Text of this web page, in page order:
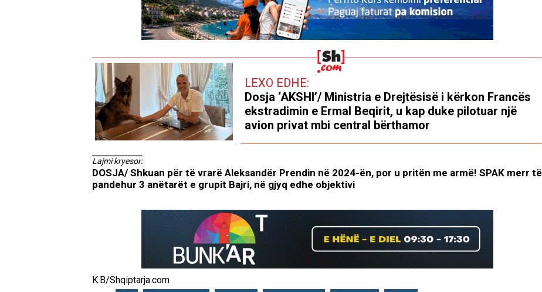
LEXO EDHE:
Dosja ‘AKSHI’/ Ministria e Drejtësisë i kërkon Francës
ekstradimin e Ermal Beqirit, u kap duke pilotuar një
avion privat mbi central bërthamor
Lajmi kryesor:
DOSJA/ Shkuan për të vrarë Aleksandër Prendin në 2024-ën, por u pritën me armë! SPAK merr të
pandehur 3 anëtarët e grupit Bajri, në gjyq edhe objektivi
K.B/Shqiptarja.com